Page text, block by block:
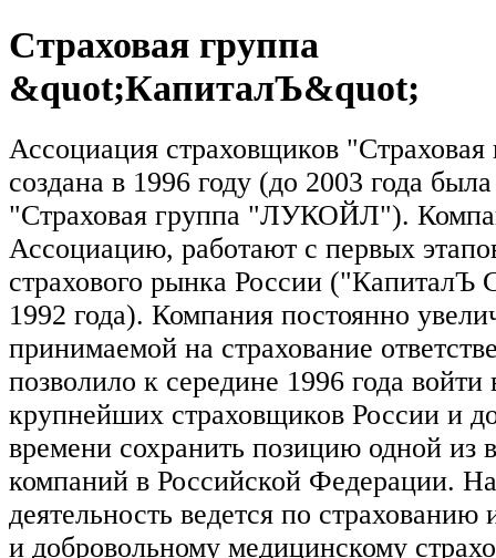
Страховая группа
&quot;КапиталЪ&quot;
Ассоциация страховщиков
создана в 1996 году (до 2003 года
"Страховая группа "ЛУКОЙЛ").
Ассоциацию, работают с первых
страхового рынка России ("КапиталЪ
1992 года). Компания постоянно
принимаемой на страхование
позволило к середине 1996 года войти
крупнейших страховщиков России и
времени сохранить позицию одной из
компаний в Российской Федерации.
деятельность ведется по страхованию
и добровольному медицинскому